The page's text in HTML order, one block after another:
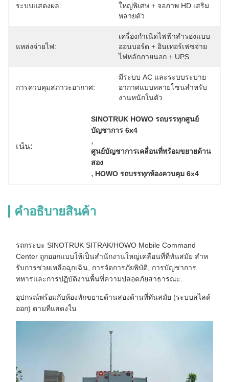
ระบบแสดงผล:
ใหญ่พิเศษ + จอภาพ HD เสริม
หลายตัว
แหล่งจ่ายไฟ:
เครื่องกำเนิดไฟฟ้าสำรองแบบ
ออนบอร์ด + อินเทอร์เฟซจ่าย
ไฟหลักภายนอก + UPS
การควบคุมสภาวะอากาศ:
มีระบบ AC และระบบระบาย
อากาศแบบหลายโซนสำหรับ
งานหนักในตัว
เน้น:
SINOTRUK HOWO รถบรรทุกศูนย์
บัญชาการ 6x4
,
ศูนย์บัญชาการเคลื่อนที่พร้อมขยายด้าน
สอง
, HOWO รถบรรทุกห้องควบคุม 6x4
คําอธิบายสินค้า
รถกระบะ SINOTRUK SITRAK/HOWO Mobile Command
Center ถูกออกแบบให้เป็นสํานักงานใหญ่เคลื่อนที่ที่ทันสมัย สําห
รับการช่วยเหลือฉุกเฉิน, การจัดการภัยพิบัติ, การบัญชาการ
ทหารและการปฏิบัติงานพื้นที่ความปลอดภัยสาธารณะ.
อุปกรณ์พร้อมกับห้องพักขยายด้านสองด้านที่ทันสมัย (ระบบสไลด์
ออก) ตามที่แสดงใน